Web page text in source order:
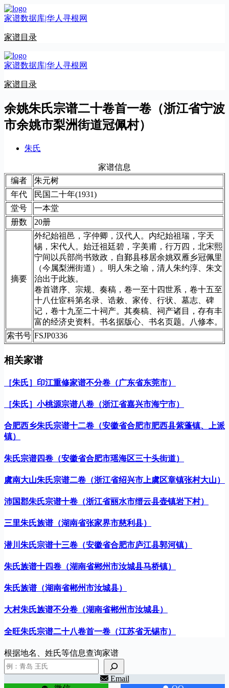
跳
至
容
家谱数据库|华人寻根网
家谱目录
家谱数据库|华人寻根网
家谱目录
余姚朱氏宗谱二十卷首一卷（浙江省宁波
市余姚市梨洲街道冠佩村）
朱氏
家谱信息
编者
朱元树
年代
民国二十年(1931)
堂号
一本堂
册数
20册
摘要
外纪始祖邑，字仲卿，汉代人。内纪始祖瑞，字天
锡，宋代人。始迁祖廷碧，字美甫，行万四，北宋熙
宁间以兵部尚书致政，自鄞县移居余姚双雁乡冠佩里
（今属梨洲街道）。明人朱之瑜，清人朱约淳、朱文
治出于此族。
卷首谱序、宗规、奏稿，卷一至十四世系，卷十五至
十八仕宦科第名录、诰敕、家传、行状、墓志、碑
记，卷十九至二十祠产。其奏稿、祠产诸目，存有丰
富的经济史资料。书名据版心、书名页题。八修本。
索书号 FSJP0336
相关家谱
［朱氏］印江重修家谱不分卷（广东省东莞市）
［朱氏］小桃源宗谱八卷（浙江省嘉兴市海宁市）
合肥西乡朱氏宗谱十二卷（安徽省合肥市肥西县紫蓬镇、上派
镇）
朱氏宗谱四卷（安徽省合肥市瑶海区三十头街道）
虞南大山朱氏宗谱二卷（浙江省绍兴市上虞区章镇张村大山）
沛国郡朱氏宗谱十卷（浙江省丽水市缙云县壶镇岩下村）
三里朱氏族谱（湖南省张家界市慈利县）
潜川朱氏宗谱十三卷（安徽省合肥市庐江县郭河镇）
朱氏族谱十四卷（湖南省郴州市汝城县马桥镇）
朱氏族谱（湖南省郴州市汝城县）
大村朱氏族谱不分卷（湖南省郴州市汝城县）
全旺朱氏宗谱二十八卷首一卷（江苏省无锡市）
根据地名、姓氏等信息查询家谱
Email